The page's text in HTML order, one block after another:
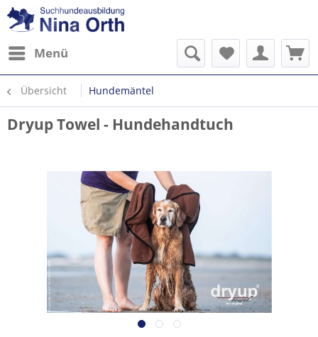
Menü
Übersicht Hundemäntel
Dryup Towel - Hundehandtuch